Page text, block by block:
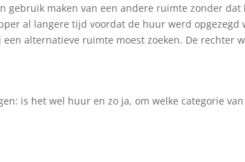
gebruik maken van een andere ruimte zonder dat
al langere tijd voordat de huur werd opgezegd
alternatieve ruimte moest zoeken. De rechter
is het wel huur en zo ja, om welke categorie van